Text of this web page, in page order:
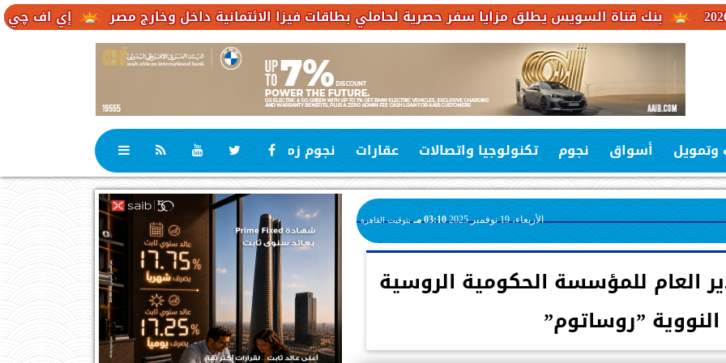
إي اف چي فاينانس السويس يطلق مزايا سفر حصرية لحاملي بطاقات فيزا الائتمانية داخل وخارج مصر
وتمويل أسواق نجوم تكنولوجيا واتصالات عقارات نجوم زمان رياضة
الأربعاء، 19 نوفمبر 2025 03:10 مـ بتوقيت القاهرة
العام للمؤسسة الحكومية الروسية
”روساتوم”